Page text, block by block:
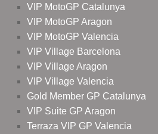
VIP MotoGP Catalunya
VIP MotoGP Aragon
VIP MotoGP Valencia
VIP Village Barcelona
VIP Village Aragon
VIP Village Valencia
Gold Member GP Catalunya
VIP Suite GP Aragon
Terraza VIP GP Valencia